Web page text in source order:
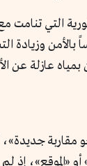
التي تنامت
بالأمن
عازلة عن
جديدة»،
أو «الموقع»،